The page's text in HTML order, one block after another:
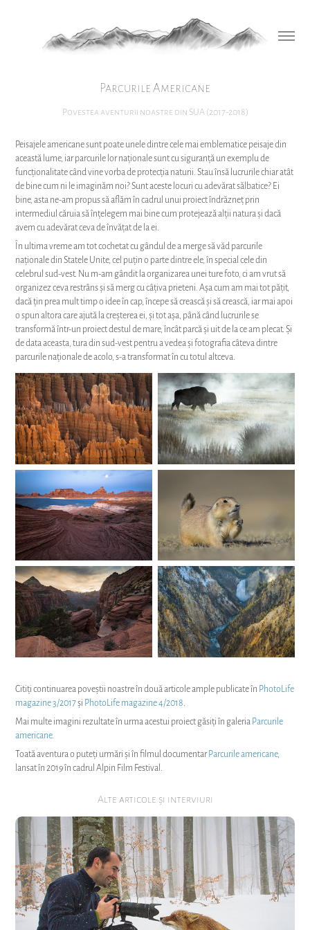
Parcurile Americane
Povestea aventurii noastre din SUA (2017-2018)
Peisajele americane sunt poate unele dintre cele mai emblematice peisaje din
această lume, iar parcurile lor naționale sunt cu siguranță un exemplu de
funcționalitate când vine vorba de protecția naturii. Stau însă lucrurile chiar atât
de bine cum ni le imaginăm noi? Sunt aceste locuri cu adevărat sălbatice? Ei
bine, asta ne-am propus să aflăm în cadrul unui proiect îndrăzneț prin
intermediul căruia să înțelegem mai bine cum protejează alții natura și dacă
avem cu adevărat ceva de învățat de la ei.
În ultima vreme am tot cochetat cu gândul de a merge să văd parcurile
naționale din Statele Unite, cel puțin o parte dintre ele, în special cele din
celebrul sud-vest. Nu m-am gândit la organizarea unei ture foto, ci am vrut să
organizez ceva restrâns și să merg cu câțiva prieteni. Așa cum am mai tot pățit,
dacă țin prea mult timp o idee în cap, începe să crească și să crească, iar mai apoi
o spun altora care ajută la creșterea ei, și tot așa, până când lucrurile se
transformă într-un proiect destul de mare, încât parcă și uit de la ce am plecat. Și
de data aceasta, tura din sud-vest pentru a vedea și fotografia câteva dintre
parcurile naționale de acolo, s-a transformat în cu totul altceva.
Citiți continuarea poveștii noastre în două articole ample publicate în PhotoLife
magazine 3/2017și PhotoLife magazine 4/2018.
Mai multe imagini rezultate în urma acestui proiect găsiți în galeriaParcurile
americane.
Toată aventura o puteți urmări și în filmul documentarParcurile americane,
lansat în 2019 în cadrul Alpin Film Festival.
Alte articole și interviuri